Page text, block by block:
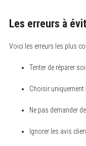
Les erreurs à
Voici les erreurs les plus
Tenter de réparer
Choisir uniquement
Ne pas demander
Ignorer les avis